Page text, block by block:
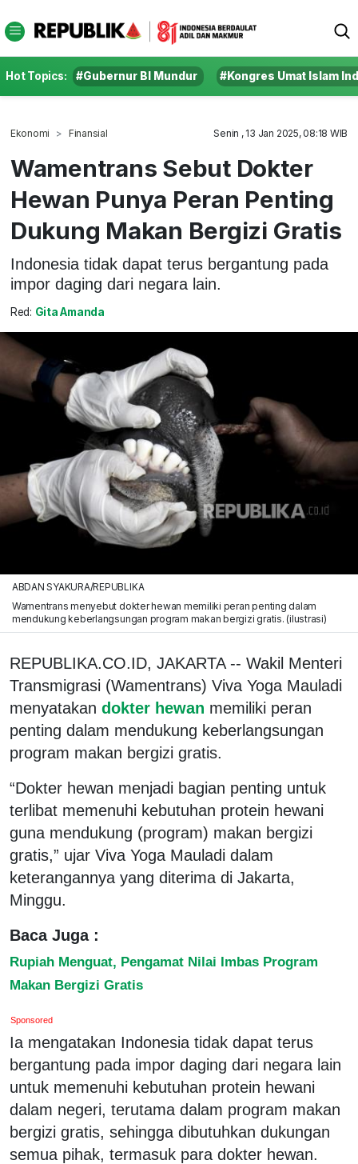
Hot Topics: #Gubernur BI Mundur #Kongres Umat Islam
Ekonomi Finansial Senin , 13 Jan 2025, 08:18 WIB
Wamentrans Sebut Dokter
Hewan Punya Peran Penting
Dukung Makan Bergizi Gratis
Indonesia tidak dapat terus bergantung pada
impor daging dari negara lain.
Red: Gita Amanda
ABDAN SYAKURA/REPUBLIKA
Wamentrans menyebut dokter hewan memiliki peran penting dalam
mendukung keberlangsungan program makan bergizi gratis. (ilustrasi)
REPUBLIKA.CO.ID, JAKARTA -- Wakil Menteri
Transmigrasi (Wamentrans) Viva Yoga Mauladi
menyatakan dokter hewan memiliki peran
penting dalam mendukung keberlangsungan
program makan bergizi gratis.
“Dokter hewan menjadi bagian penting untuk
terlibat memenuhi kebutuhan protein hewani
guna mendukung (program) makan bergizi
gratis,” ujar Viva Yoga Mauladi dalam
keterangannya yang diterima di Jakarta,
Minggu.
Baca Juga :
Rupiah Menguat, Pengamat Nilai Imbas Program
Makan Bergizi Gratis
Sponsored
Ia mengatakan Indonesia tidak dapat terus
bergantung pada impor daging dari negara lain
untuk memenuhi kebutuhan protein hewani
dalam negeri, terutama dalam program makan
bergizi gratis, sehingga dibutuhkan dukungan
semua pihak, termasuk para dokter hewan.